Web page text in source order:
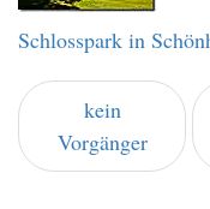
Schlosspark in
kein
Vorgänger